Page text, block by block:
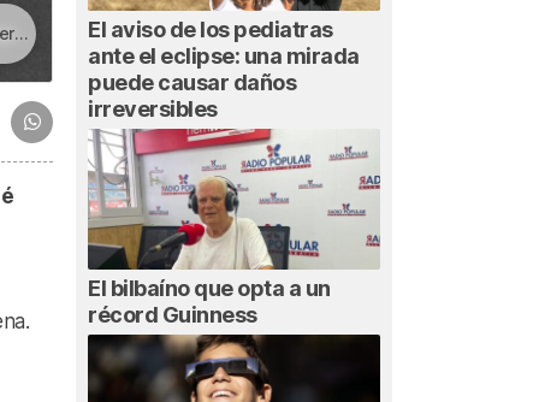
El aviso de los pediatras
ante el eclipse: una mirada
puede causar daños
irreversibles
El bilbaíno que opta a un
récord Guinness